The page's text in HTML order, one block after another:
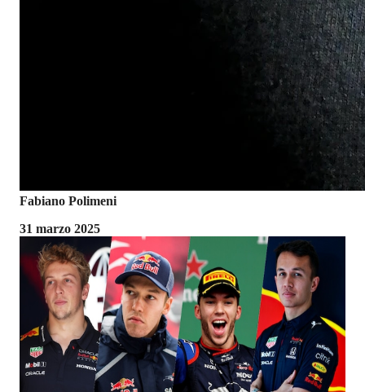
Fabiano Polimeni
31 marzo 2025